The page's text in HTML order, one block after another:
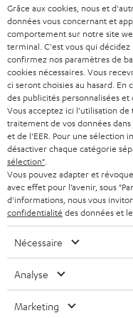
à
l
a
n
e
w
s
l
e
t
t
e
r
SYSTEMES COMPLETS
BARRES DE SON
STEREO
SMART HOME
BLUETOOTH
CASQUES AUDIO
CASQUES BLUETOOTH
SYSTEMES COMPLETS
ENCEINTES
ULTIMA
SUPPORT
CARRIÈRE
PRESSE
B2B
BLOG
NEWSLETTER
MAGASINS
L’HISTOIRE DE TEUFEL
MANAGEMENT
Boutiques en ligne Teufel
ALLEMAGNE
AUTRICHE
SUISSE
PAYS-BAS
BELGIQUE
POLOGNE
Grâce aux cookies, nous et
données vous concernant et
comportement sur notre site
terminal. C'est vous qui décidez
confirmez nos paramètres de
cookies nécessaires. Vous
ci seront choisies au hasard. En
des publicités personnalisées
Vous acceptez ici l'utilisation
traitement de vos données
et de l'EER. Pour une sélection
désactiver chaque catégorie
sélection"
Vous pouvez adapter et
avec effet pour l’avenir, sous
d'informations, nous vous
confidentialité des données et
Nécessaire
Analyse
Marketing